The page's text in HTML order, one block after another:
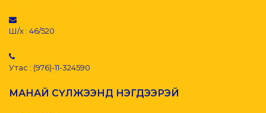
Ш/х : 46/520
Утас : (976)-11-324590
МАНАЙ СҮЛЖЭЭНД НЭГДЭЭРЭЙ